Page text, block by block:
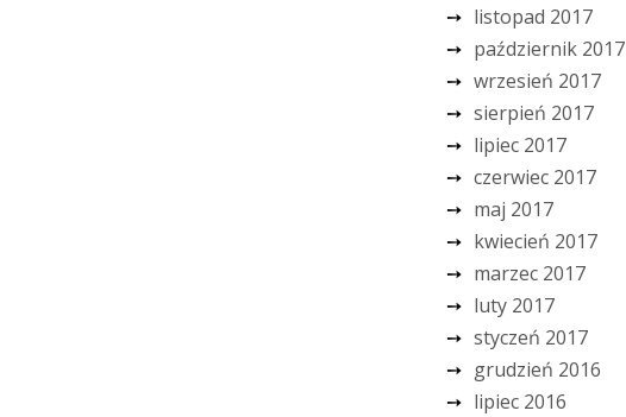
listopad 2017
październik 2017
wrzesień 2017
sierpień 2017
lipiec 2017
czerwiec 2017
maj 2017
kwiecień 2017
marzec 2017
luty 2017
styczeń 2017
grudzień 2016
lipiec 2016